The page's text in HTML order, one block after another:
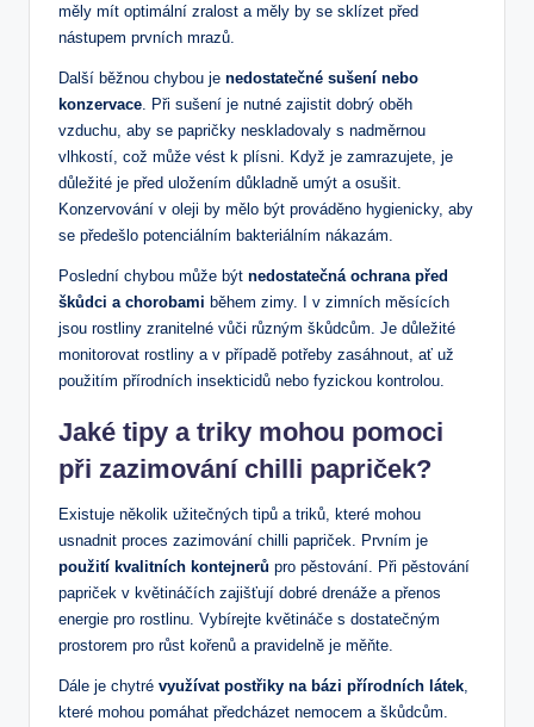
měly mít optimální zralost a měly by se sklízet před
nástupem prvních mrazů.
Další běžnou chybou je nedostatečné sušení nebo
konzervace . Při sušení je nutné zajistit dobrý oběh
vzduchu, aby se papričky neskladovaly s nadměrnou
vlhkostí, což může vést k plísni. Když je zamrazujete, je
důležité je před uložením důkladně umýt a osušit.
Konzervování v oleji by mělo být prováděno hygienicky, aby
se předešlo potenciálním bakteriálním nákazám.
Poslední chybou může být nedostatečná ochrana před
škůdci a chorobami během zimy. I v zimních měsících
jsou rostliny zranitelné vůči různým škůdcům. Je důležité
monitorovat rostliny a v případě potřeby zasáhnout, ať už
použitím přírodních insekticidů nebo fyzickou kontrolou.
Jaké tipy a triky mohou pomoci
při zazimování chilli papriček?
Existuje několik užitečných tipů a triků, které mohou
usnadnit proces zazimování chilli papriček. Prvním je
použití kvalitních kontejnerů pro pěstování. Při pěstování
papriček v květináčích zajišťují dobré drenáže a přenos
energie pro rostlinu. Vybírejte květináče s dostatečným
prostorem pro růst kořenů a pravidelně je měňte.
Dále je chytré využívat postřiky na bázi přírodních látek
které mohou pomáhat předcházet nemocem a škůdcům.